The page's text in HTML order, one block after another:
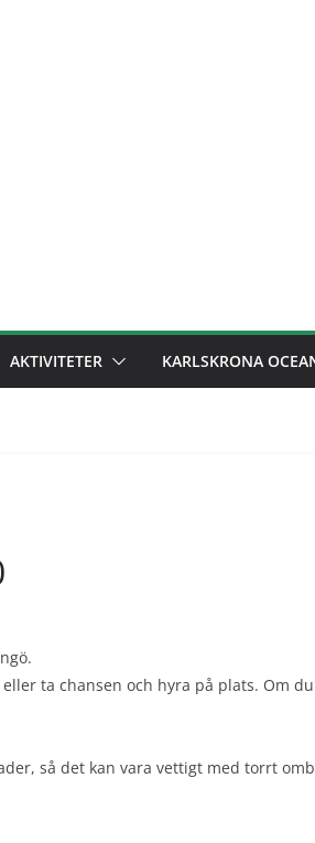
AKTIVITETER KARLSKRONA
ta chansen och hyra på plats. Om
så det kan vara vettigt med torrt